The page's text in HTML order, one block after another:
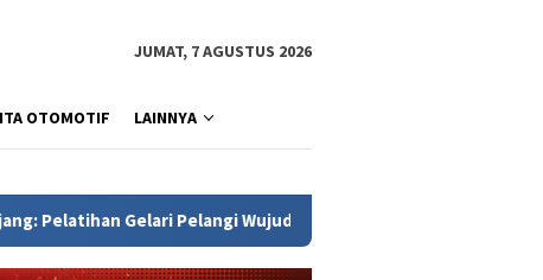
JUMAT, 7 AGUSTUS 2026
OTOMOTIF LAINNYA
Wujud Komitmen PKK Perkuat Ketahanan Keluarga